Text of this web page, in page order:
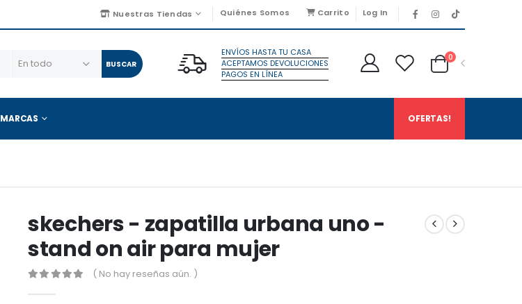
Nuestras Tiendas Quiénes Somos Carrito Log In
BUSCAR
ENVÍOS HASTA TU CASA
ACEPTAMOS DEVOLUCIONES
PAGOS EN LÍNEA
0
MARCAS OFERTAS!
skechers - zapatilla urbana uno -
stand on air para mujer
( No hay reseñas aún. )